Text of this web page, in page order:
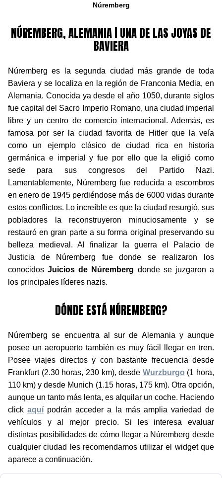
Núremberg
NÚREMBERG, ALEMANIA | UNA DE LAS JOYAS DE
BAVIERA
Núremberg es la segunda ciudad más grande de toda
Baviera y se localiza en la región de Franconia Media, en
Alemania. Conocida ya desde el año 1050, durante siglos
fue capital del Sacro Imperio Romano, una ciudad imperial
libre y un centro de comercio internacional. Además, es
famosa por ser la ciudad favorita de Hitler que la veía
como un ejemplo clásico de ciudad rica en historia
germánica e imperial y fue por ello que la eligió como
sede para sus congresos del Partido Nazi.
Lamentablemente, Núremberg fue reducida a escombros
en enero de 1945 perdiéndose más de 6000 vidas durante
estos conflictos. Lo increíble es que la ciudad resurgió, sus
pobladores la reconstruyeron minuciosamente y se
restauró en gran parte a su forma original preservando su
belleza medieval. Al finalizar la guerra el Palacio de
Justicia de Núremberg fue donde se realizaron los
conocidosJuicios de Núremberg donde se juzgaron a
los principales líderes nazis.
DÓNDE ESTÁ NÚREMBERG?
Núremberg se encuentra al sur de Alemania y aunque
posee un aeropuerto también es muy fácil llegar en tren.
Posee viajes directos y con bastante frecuencia desde
Frankfurt (2.30 horas, 230 km), desde Wurzburgo (1 hora,
110 km) y desde Munich (1.15 horas, 175 km). Otra opción,
aunque un tanto más lenta, es alquilar un coche. Haciendo
clickaquí podrán acceder a la más amplia variedad de
vehículos y al mejor precio. Si les interesa evaluar
distintas posibilidades de cómo llegar a Núremberg desde
cualquier ciudad les recomendamos utilizar el widget que
aparece a continuación.